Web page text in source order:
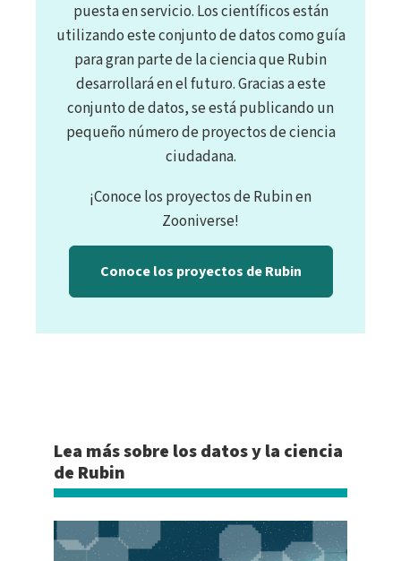
puesta en servicio. Los científicos están
utilizando este conjunto de datos como guía
para gran parte de la ciencia que Rubin
desarrollará en el futuro. Gracias a este
conjunto de datos, se está publicando un
pequeño número de proyectos de ciencia
ciudadana.
¡Conoce los proyectos de Rubin en
Zooniverse!
Conoce los proyectos de Rubin
Lea más sobre los datos y la ciencia
de Rubin